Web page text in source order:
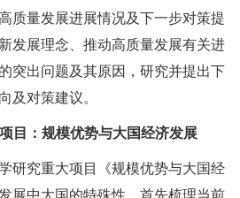
质量发展进展情况及下一步对策提
发展理念、推动高质量发展有关进
突出问题及其原因，研究并提出下
及对策建议。
目：规模优势与大国经济发展
研究重大项目《规模优势与大国经
展中大国的特殊性，首先梳理当前